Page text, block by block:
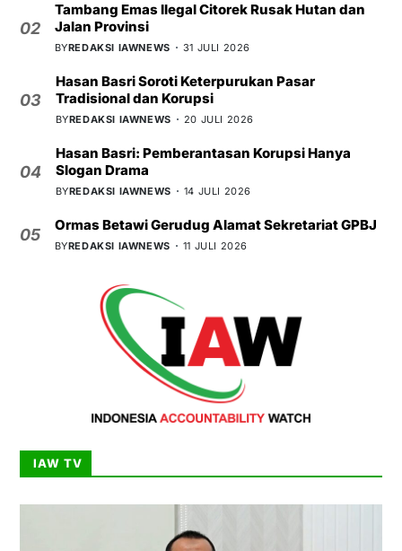
02
Tambang Emas Ilegal Citorek Rusak Hutan dan
Jalan Provinsi
BYREDAKSI IAWNEWS 31 JULI 2026
03
Hasan Basri Soroti Keterpurukan Pasar
Tradisional dan Korupsi
BYREDAKSI IAWNEWS 20 JULI 2026
04
Hasan Basri: Pemberantasan Korupsi Hanya
Slogan Drama
BYREDAKSI IAWNEWS 14 JULI 2026
05
Ormas Betawi Gerudug Alamat Sekretariat GPBJ
BYREDAKSI IAWNEWS 11 JULI 2026
IAW TV